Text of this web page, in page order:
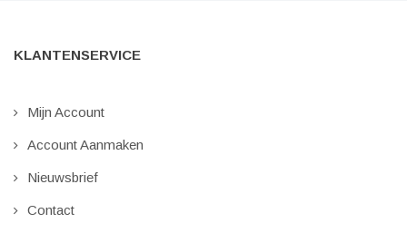
KLANTENSERVICE
Mijn Account
Account Aanmaken
Nieuwsbrief
Contact